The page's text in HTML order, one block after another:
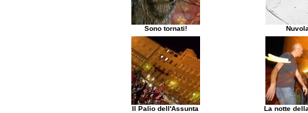
Sono tornati!
Il Palio dell'Assunta La notte